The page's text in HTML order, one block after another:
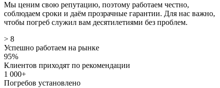
Мы ценим свою репутацию, поэтому работаем честно,
соблюдаем сроки и даём прозрачные гарантии. Для нас важно,
чтобы погреб служил вам десятилетиями без проблем.
> 8
Успешно работаем на рынке
95%
Клиентов приходят по рекомендации
1 000+
Погребов установлено